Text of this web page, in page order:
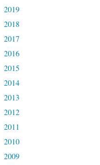
2019
2018
2017
2016
2015
2014
2013
2012
2011
2010
2009